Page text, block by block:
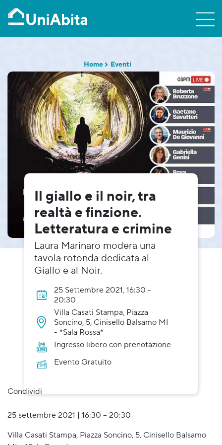
Home Eventi
Il giallo e il noir, tra
realtà e finzione.
Letteratura e crimine
Laura Marinaro modera una
tavola rotonda dedicata al
Giallo e al Noir.
25 Settembre 2021, 16:30 -
20:30
Villa Casati Stampa, Piazza
Soncino, 5, Cinisello Balsamo MI
- *Sala Rossa*
Ingresso libero con prenotazione
Evento Gratuito
Condividi
25 settembre 2021 | 16:30 – 20:30
Villa Casati Stampa, Piazza Soncino, 5, Cinisello Balsamo